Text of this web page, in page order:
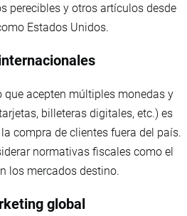
perecibles y otros artículos desde
Estados Unidos.
que acepten múltiples monedas y
billeteras digitales, etc.) es
compra de clientes fuera del país.
normativas fiscales como el
los mercados destino.
global